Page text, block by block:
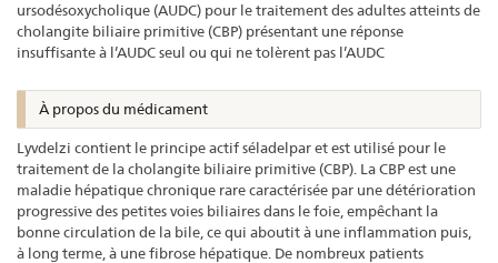
ursodésoxycholique (AUDC) pour le traitement des adultes atteints de
cholangite biliaire primitive (CBP) présentant une réponse
insuffisante à l’AUDC seul ou qui ne tolèrent pas l’AUDC
À propos du médicament
Lyvdelzi contient le principe actif séladelpar et est utilisé pour le
traitement de la cholangite biliaire primitive (CBP). La CBP est une
maladie hépatique chronique rare caractérisée par une détérioration
progressive des petites voies biliaires dans le foie, empêchant la
bonne circulation de la bile, ce qui aboutit à une inflammation puis,
à long terme, à une fibrose hépatique. De nombreux patients